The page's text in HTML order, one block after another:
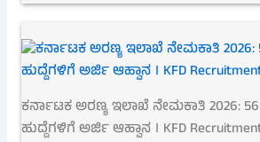
ಕರ್ನಾಟಕ ಅರಣ್ಯ ಇಲಾಖೆ ನೇಮಕಾತಿ 2026:
ಹುದ್ದೆಗಳಿಗೆ ಅರ್ಜಿ ಆಹ್ವಾನ । KFD